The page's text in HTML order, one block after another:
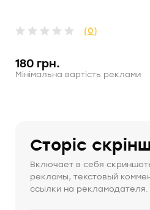
(0)
180 грн.
Мінімальна вартість реклами
Сторіс
Включает в себя
рекламы, текстовый
ссылки на рекламодателя.